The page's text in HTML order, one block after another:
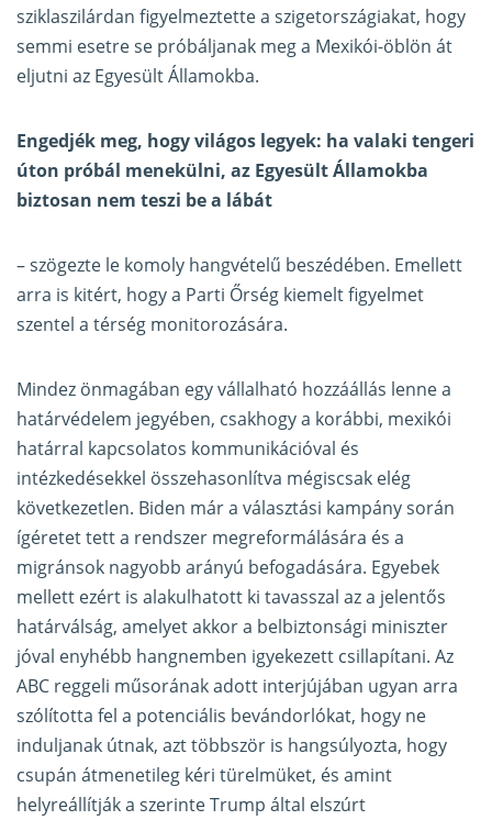
sziklaszilárdan figyelmeztette a szigetországiakat, hogy
semmi esetre se próbáljanak meg a Mexikói-öblön át
eljutni az Egyesült Államokba.
Engedjék meg, hogy világos legyek: ha valaki tengeri
úton próbál menekülni, az Egyesült Államokba
biztosan nem teszi be a lábát
– szögezte le komoly hangvételű beszédében. Emellett
arra is kitért, hogy a Parti Őrség kiemelt figyelmet
szentel a térség monitorozására.
Mindez önmagában egy vállalható hozzáállás lenne a
határvédelem jegyében, csakhogy a korábbi, mexikói
határral kapcsolatos kommunikációval és
intézkedésekkel összehasonlítva mégiscsak elég
következetlen. Biden már a választási kampány során
ígéretet tett a rendszer megreformálására és a
migránsok nagyobb arányú befogadására. Egyebek
mellett ezért is alakulhatott ki tavasszal aza jelentős
határválság, amelyet akkor a belbiztonsági miniszter
jóval enyhébb hangnemben igyekezett csillapítani. Az
ABC reggeli műsoránakadott interjújában ugyan arra
szólította fel a potenciális bevándorlókat, hogy ne
induljanak útnak, azt többször is hangsúlyozta, hogy
csupán átmenetileg kéri türelmüket, és amint
helyreállítják a szerinte Trump által elszúrt